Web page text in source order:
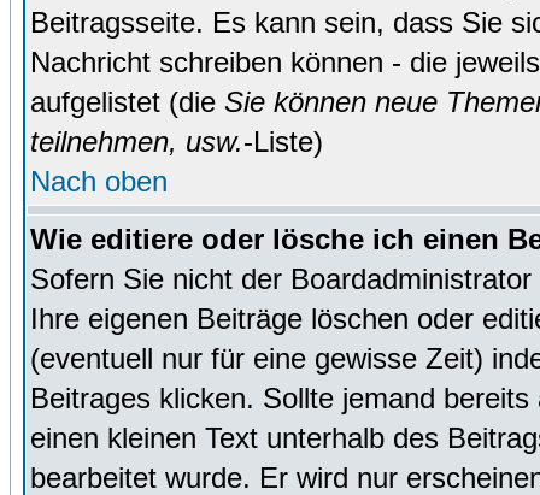
Beitragsseite. Es kann sein, dass Sie
Nachricht schreiben können - die
aufgelistet (die Sie können neue
teilnehmen, usw.-Liste)
Nach oben
Wie editiere oder lösche ich einen
Sofern Sie nicht der
Ihre eigenen Beiträge löschen oder
(eventuell nur für eine gewisse Zeit)
Beitrages klicken. Sollte jemand
einen kleinen Text unterhalb des
bearbeitet wurde. Er wird nur